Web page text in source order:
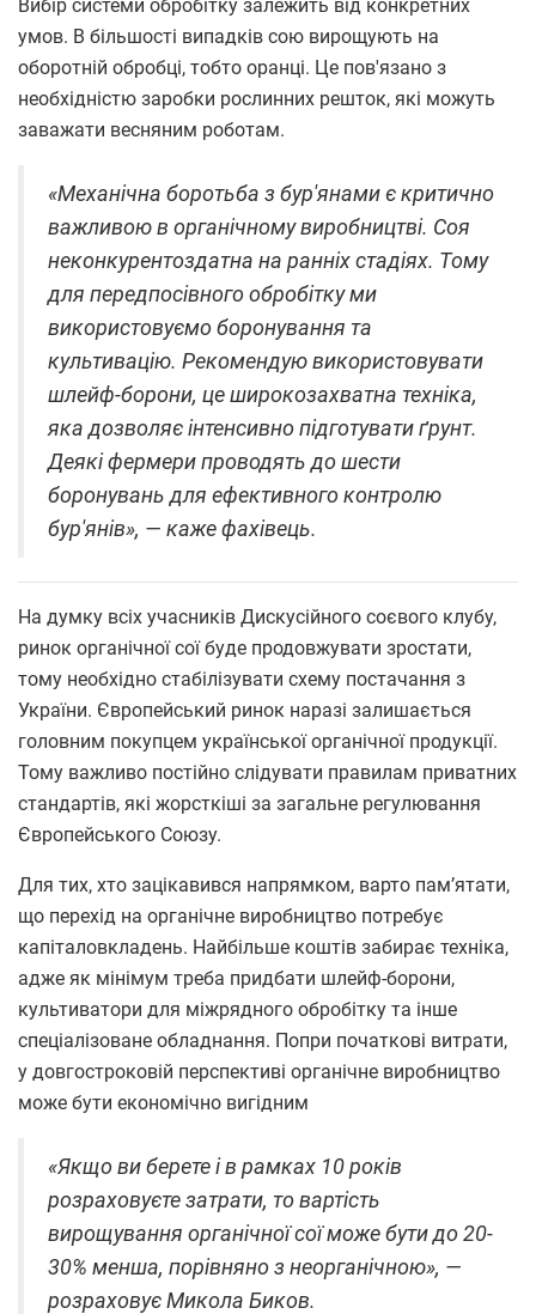
Вибір системи обробітку залежить від конкретних
умов. В більшості випадків сою вирощують на
оборотній обробці, тобто оранці. Це пов'язано з
необхідністю заробки рослинних решток, які можуть
заважати весняним роботам.
«Механічна боротьба з бур'янами є критично
важливою в органічному виробництві. Соя
неконкурентоздатна на ранніх стадіях. Тому
для передпосівного обробітку ми
використовуємо боронування та
культивацію. Рекомендую використовувати
шлейф-борони, це широкозахватна техніка,
яка дозволяє інтенсивно підготувати ґрунт.
Деякі фермери проводять до шести
боронувань для ефективного контролю
бур'янів», — каже фахівець.
На думку всіх учасників Дискусійного соєвого клубу,
ринок органічної сої буде продовжувати зростати,
тому необхідно стабілізувати схему постачання з
України. Європейський ринок наразі залишається
головним покупцем української органічної продукції.
Тому важливо постійно слідувати правилам приватних
стандартів, які жорсткіші за загальне регулювання
Європейського Союзу.
Для тих, хто зацікавився напрямком, варто памʼятати,
що перехід на органічне виробництво потребує
капіталовкладень. Найбільше коштів забирає техніка,
адже як мінімум треба придбати шлейф-борони,
культиватори для міжрядного обробітку та інше
спеціалізоване обладнання. Попри початкові витрати,
у довгостроковій перспективі органічне виробництво
може бути економічно вигідним
«Якщо ви берете і в рамках 10 років
розраховуєте затрати, то вартість
вирощування органічної сої може бути до 20-
30% менша, порівняно з неорганічною», —
розраховує Микола Биков.